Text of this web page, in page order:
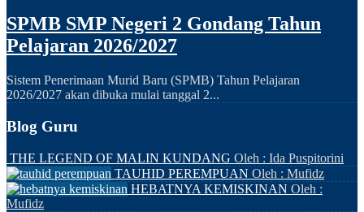
SPMB SMP Negeri 2 Gondang Tahun
Pelajaran 2026/2027
Sistem Penerimaan Murid Baru (SPMB) Tahun Pelajaran
2026/2027 akan dibuka mulai tanggal 2...
Blog Guru
THE LEGEND OF MALIN KUNDANG Oleh : Ida Puspitorini
TAUHID PEREMPUAN Oleh : Mufidz
HEBATNYA KEMISKINAN Oleh :
Mufidz